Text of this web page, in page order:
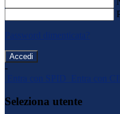
Password dimenticata?
-
Entra con SPID
Entra con CIE
Seleziona utente